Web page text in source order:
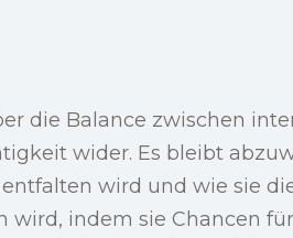
die Balance zwischen
wider. Es bleibt
wird und wie sie
wird, indem sie Chancen für